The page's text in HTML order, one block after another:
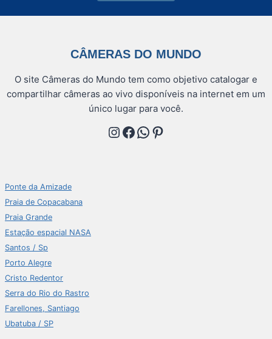
CÂMERAS DO MUNDO
O site Câmeras do Mundo tem como objetivo catalogar e
compartilhar câmeras ao vivo disponíveis na internet em um
único lugar para você.
Instagram
Facebook
WhatsApp
Pinterest
Ponte da Amizade
Praia de Copacabana
Praia Grande
Estação espacial NASA
Santos / Sp
Porto Alegre
Cristo Redentor
Serra do Rio do Rastro
Farellones, Santiago
Ubatuba / SP